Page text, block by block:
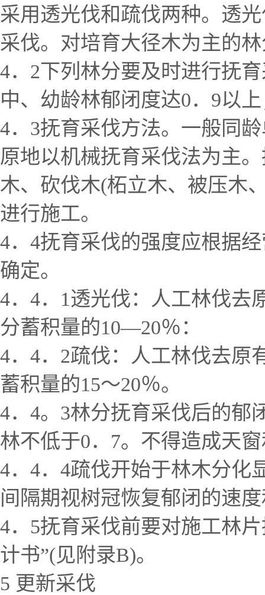
采用透光伐和疏伐两种。透
采伐。对培育大径木为主的
4．2下列林分要及时进行抚
中、幼龄林郁闭度达0．9以
4．3抚育采伐方法。一般同
原地以机械抚育采伐法为主
木、砍伐木(柘立木、被压木
进行施工。
4．4抚育采伐的强度应根据
确定。
4．4．1透光伐：人工林伐
分蓄积量的10—20％：
4．4．2疏伐：人工林伐去原
蓄积量的15～20％。
4．4。3林分抚育采伐后的郁
林不低于0．7。不得造成天
4．4．4疏伐开始于林木分
间隔期视树冠恢复郁闭的速
4．5抚育采伐前要对施工林
计书”(见附录B)。
5 更新采伐